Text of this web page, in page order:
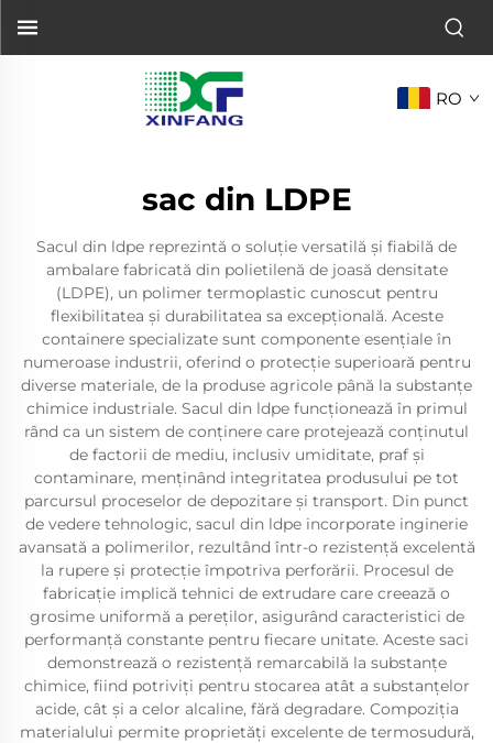
RO
sac din LDPE
Sacul din ldpe reprezintă o soluție versatilă și fiabilă de
ambalare fabricată din polietilenă de joasă densitate
(LDPE), un polimer termoplastic cunoscut pentru
flexibilitatea și durabilitatea sa excepțională. Aceste
containere specializate sunt componente esențiale în
numeroase industrii, oferind o protecție superioară pentru
diverse materiale, de la produse agricole până la substanțe
chimice industriale. Sacul din ldpe funcționează în primul
rând ca un sistem de conținere care protejează conținutul
de factorii de mediu, inclusiv umiditate, praf și
contaminare, menținând integritatea produsului pe tot
parcursul proceselor de depozitare și transport. Din punct
de vedere tehnologic, sacul din ldpe incorporate inginerie
avansată a polimerilor, rezultând într-o rezistență excelentă
la rupere și protecție împotriva perforării. Procesul de
fabricație implică tehnici de extrudare care creează o
grosime uniformă a pereților, asigurând caracteristici de
performanță constante pentru fiecare unitate. Aceste saci
demonstrează o rezistență remarcabilă la substanțe
chimice, fiind potriviți pentru stocarea atât a substanțelor
acide, cât și a celor alcaline, fără degradare. Compoziția
materialului permite proprietăți excelente de termosudură,